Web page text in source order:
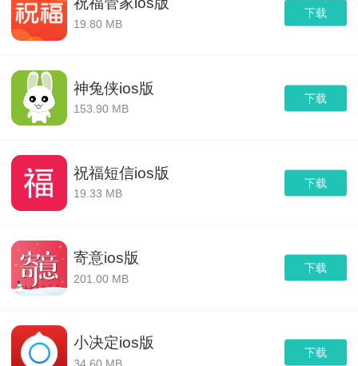
下载
19.80 MB
下载
神兔侠ios版
153.90 MB
下载
祝福短信ios版
19.33 MB
下载
寄意ios版
201.00 MB
下载
小决定ios版